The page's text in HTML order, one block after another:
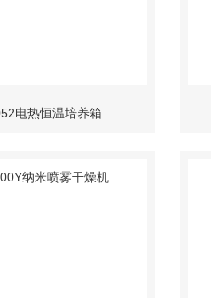
电热恒温培养箱